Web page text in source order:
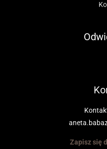
Zapisz się